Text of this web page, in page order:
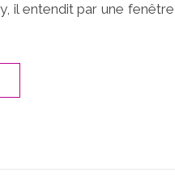
il entendit par une